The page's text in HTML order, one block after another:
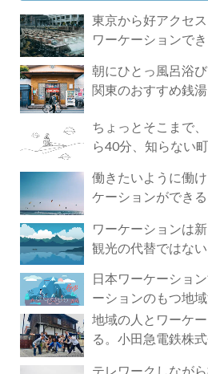
東京から好アクセ
ワーケーションで
朝にひとっ風呂浴
関東のおすすめ銭湯
ちょっとそこまで
ら40分、知らない
働きたいように働
ケーションができ
ワーケーションは
観光の代替ではな
日本ワーケーショ
ーションのもつ地
地域の人とワーケ
る。小田急電鉄株
テレワークしなが